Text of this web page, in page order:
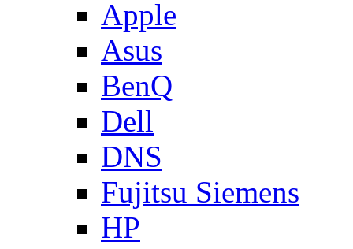
Apple
Asus
BenQ
Dell
DNS
Fujitsu Siemens
HP